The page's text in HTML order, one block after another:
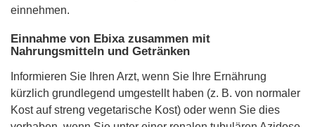
einnehmen.
Einnahme von Ebixa zusammen mit
Nahrungsmitteln und Getränken
Informieren Sie Ihren Arzt, wenn Sie Ihre Ernährung
kürzlich grundlegend umgestellt haben (z. B. von normaler
Kost auf streng vegetarische Kost) oder wenn Sie dies